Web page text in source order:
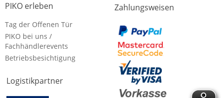
PIKO erleben
Tag der Offenen Tür
PIKO bei uns /
Fachhändlerevents
Betriebsbesichtigung
Logistikpartner
Zahlungsweisen